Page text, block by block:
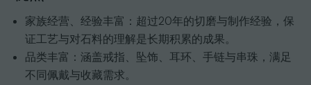
家族经营、经验丰富：超过20年的切磨与制作经验，保
证工艺与对石料的理解是长期积累的成果。
品类丰富：涵盖戒指、坠饰、耳环、手链与串珠，满足
不同佩戴与收藏需求。